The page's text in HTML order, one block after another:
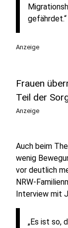
gefährdet.“
Anzeige
Frauen
Teil der
Anzeige
Auch beim
wenig
vor deutlich
NRW-
Interview mit
„Es ist so,